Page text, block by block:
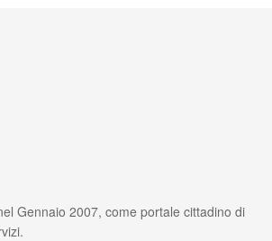
Gennaio 2007, come portale cittadino di